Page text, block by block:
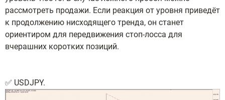
рассмотреть продажи. Если реакция от уровня приведёт
к продолжению нисходящего тренда, он станет
ориентиром для передвижения стоп-лосса для
вчерашних коротких позиций.
✅ USDJPY.